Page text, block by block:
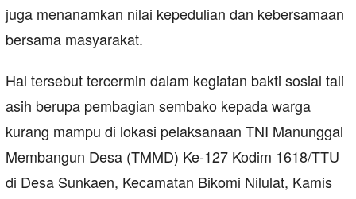
juga menanamkan nilai kepedulian dan kebersamaan
bersama masyarakat.
Hal tersebut tercermin dalam kegiatan bakti sosial tali
asih berupa pembagian sembako kepada warga
kurang mampu di lokasi pelaksanaan TNI Manunggal
Membangun Desa (TMMD) Ke-127 Kodim 1618/TTU
di Desa Sunkaen, Kecamatan Bikomi Nilulat, Kamis